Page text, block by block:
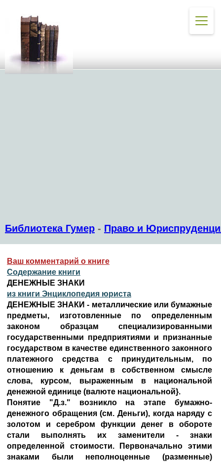
Библиотека Гумер - Право и
Ваш комментарий о книге
Содержание книги
ДЕНЕЖНЫЕ ЗНАКИ
из книги Энциклопедия юриста
ДЕНЕЖНЫЕ ЗНАКИ - металлические или бумажные
предметы, изготовленные по определенным
законом образцам специализированными
государственными предприятиями и признанные
государством в качестве единственного законного
платежного средства с принудительным, по
отношению к деньгам в собственном смысле
слова, курсом, выраженным в национальной
денежной единице (валюте национальной}.
Понятие "Д.з." возникло на этапе бумажно-
денежного обращения (см. Деньги), когда наряду с
золотом и серебром функции денег в обороте
стали выполнять их заменители - знаки
определенной стоимости. Первоначально этими
знаками были неполноценные (разменные)